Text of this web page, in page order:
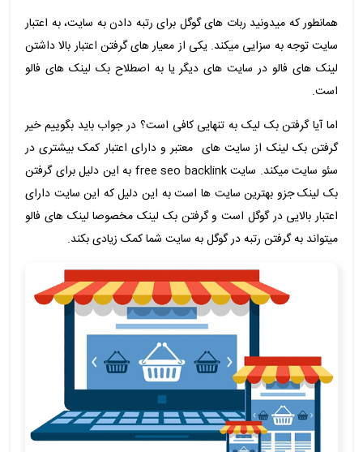
همانطور که میدونید ربات های گوگل برای رتبه دادن به سایت، به اعتبار
سایت توجه به سزایی میکند. یکی از معیار های گرفتن اعتبار بالا داشتن
لینک های فالو در سایت های دیگر یا به اصطلاح بک لینک های فالو
است.
اما آیا گرفتن بک لیک به تنهایی کافی است؟ در جواب باید بگوییم خیر
گرفتن بک لینک از سایت های معتبر و دارای اعتبار کمک بیشتری در
سئو سایت میکند. سایت free seo backlink به این دلیل برای گرفتن
بک لینک جزو بهترین سایت ها است به این دلیل که این سایت دارای
اعتبار بالایی در گوگل است و گرفتن بک لینک مخصوصا لینک های فالو
میتواند به گرفتن رتبه در گوگل به سایت شما کمک زیادی بکند.